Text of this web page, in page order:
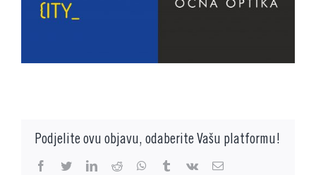
Podjelite ovu objavu, odaberite Vašu platformu!
facebook
twitterlinkedinreddit whatsapptumblrvk Email: